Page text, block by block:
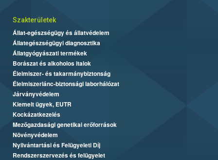
Szakterületek
Állat-egészségügy és állatvédelem
Állategészségügyi diagnosztika
Állatgyógyászati termékek
Borászat és alkoholos italok
Élelmiszer- és takarmánybiztonság
Élelmiszerlánc-biztonsági laborhálózat
Járványvédelem
Kiemelt ügyek, EUTR
Kockázatkezelés
Mezőgazdasági genetikai erőforrások
Növényvédelem
Nyilvántartási és Felügyeleti Díj
Rendszerszervezés és felügyelet